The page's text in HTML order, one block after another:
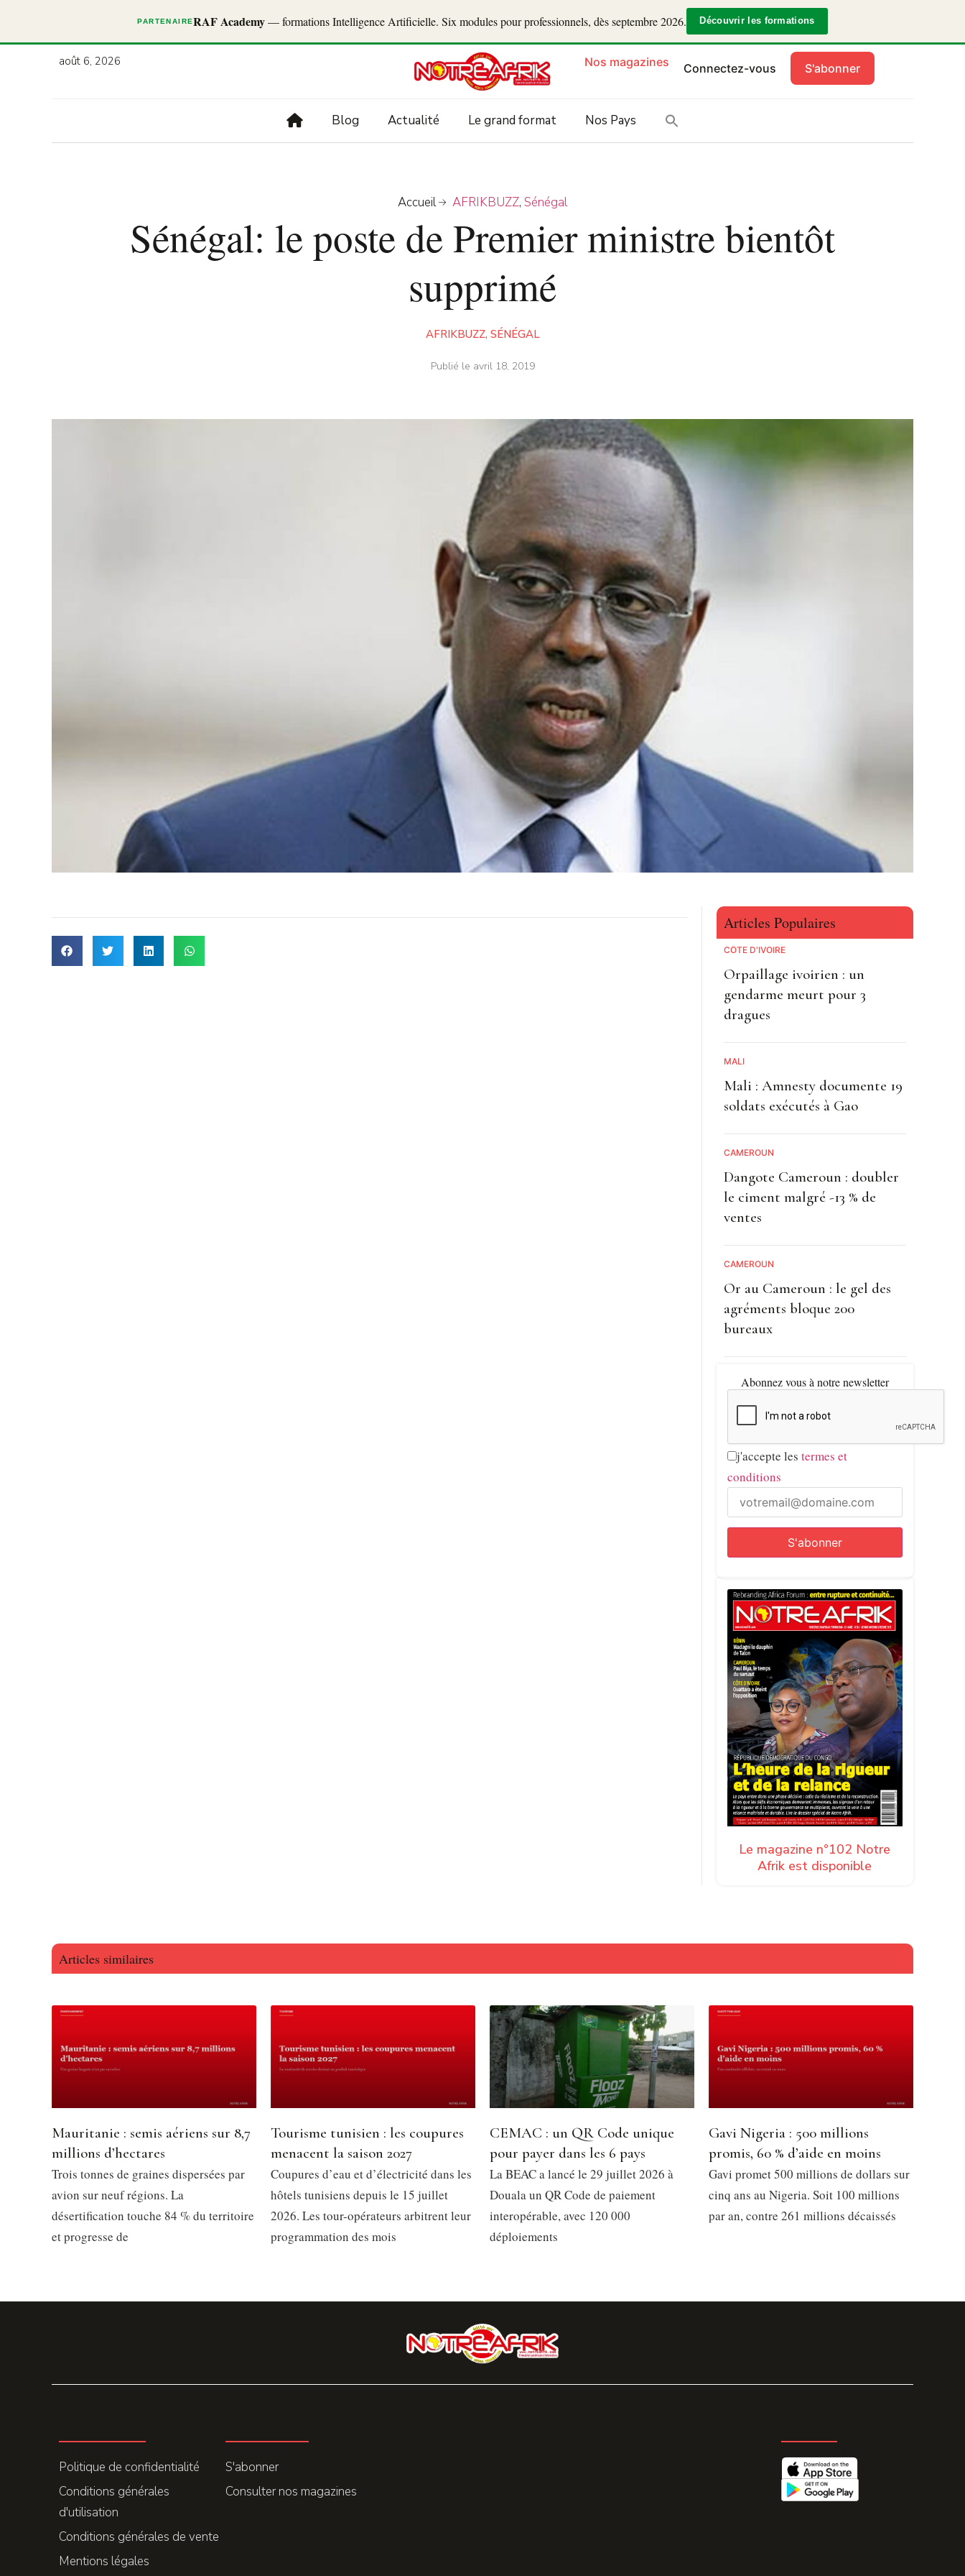
PARTENAIRERAF Academy— formations Intelligence Artificielle. Six modules pour professionnels, dès septembre 2026. Découvrir les formations
août 6, 2026 Nos magazines Connectez-vous S'abonner
Blog Actualité Le grand format Nos Pays
Accueil AFRIKBUZZ, Sénégal
Sénégal: le poste de Premier ministre bientôt
supprimé
AFRIKBUZZ, SÉNÉGAL
Publié le avril 18, 2019
Articles Populaires
CÔTE D'IVOIRE
Orpaillage ivoirien : un
gendarme meurt pour 3
dragues
MALI
Mali : Amnesty documente 19
soldats exécutés à Gao
CAMEROUN
Dangote Cameroun : doubler
le ciment malgré -13 % de
ventes
CAMEROUN
Or au Cameroun : le gel des
agréments bloque 200
bureaux
Abonnez vous à notre newsletter
j'accepte les termes et
conditions
Le magazine n°102 Notre
Afrik est disponible
Articles similaires
Mauritanie : semis aériens sur 8,7
millions d’hectares
Trois tonnes de graines dispersées par
avion sur neuf régions. La
désertification touche 84 % du territoire
et progresse de
Tourisme tunisien : les coupures
menacent la saison 2027
Coupures d’eau et d’électricité dans les
hôtels tunisiens depuis le 15 juillet
2026. Les tour-opérateurs arbitrent leur
programmation des mois
CEMAC : un QR Code unique
pour payer dans les 6 pays
La BEAC a lancé le 29 juillet 2026 à
Douala un QR Code de paiement
interopérable, avec 120 000
déploiements
Gavi Nigeria : 500 millions
promis, 60 % d’aide en moins
Gavi promet 500 millions de dollars sur
cinq ans au Nigeria. Soit 100 millions
par an, contre 261 millions décaissés
Politique de confidentialité
Conditions générales
d'utilisation
Conditions générales de vente
Mentions légales
S'abonner
Consulter nos magazines